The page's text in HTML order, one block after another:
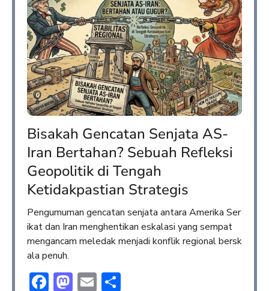
Bisakah Gencatan Senjata AS-
Iran Bertahan? Sebuah Refleksi
Geopolitik di Tengah
Ketidakpastian Strategis
Pengumuman gencatan senjata antara Amerika Ser
ikat dan Iran menghentikan eskalasi yang sempat
mengancam meledak menjadi konflik regional bersk
ala penuh.
Facebook
Mastodon
Email